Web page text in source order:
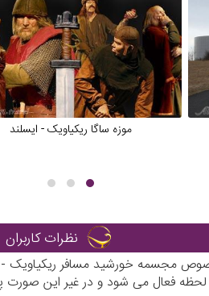
موزه ساگا ریکیاویک - ایسلند
نظرات کاربران
مجسمه خورشید مسافر ریکیاویک -
لحظه فعال می شود و در غیر این